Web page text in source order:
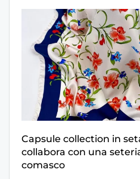
Capsule collection in
collabora con una
comasco